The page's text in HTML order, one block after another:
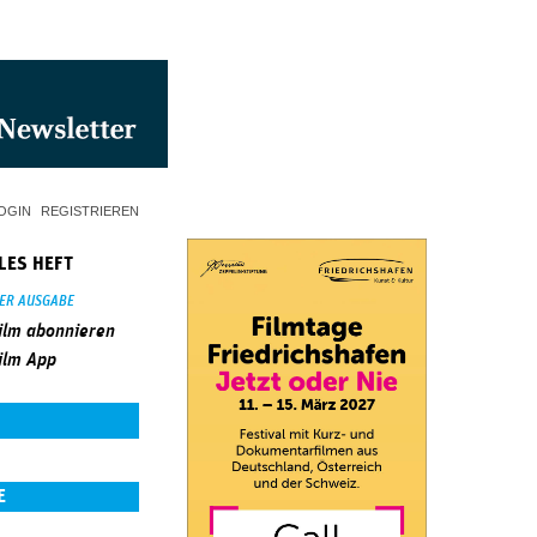
REGISTRIEREN
HEFT
AUSGABE
abonnieren
App